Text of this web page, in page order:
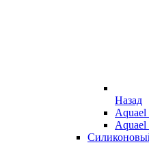
Назад
Aquael
Aquael